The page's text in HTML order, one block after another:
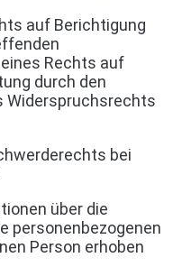
auf Berichtigung
Rechts auf
durch den
Widerspruchsrechts
bei
über die
personenbezogenen
Person erhoben